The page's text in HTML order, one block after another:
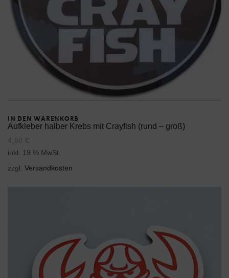
IN DEN WARENKORB
Aufkleber halber Krebs mit Crayfish (rund – groß)
inkl. 19 % MwSt.
zzgl. Versandkosten